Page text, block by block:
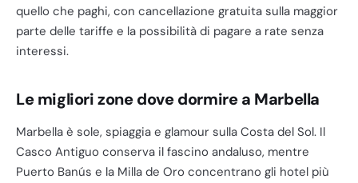
quello che paghi, con cancellazione gratuita sulla maggior
parte delle tariffe e la possibilità di pagare a rate senza
interessi.
Le migliori zone dove dormire a Marbella
Marbella è sole, spiaggia e glamour sulla Costa del Sol. Il
Casco Antiguo conserva il fascino andaluso, mentre
Puerto Banús e la Milla de Oro concentrano gli hotel più